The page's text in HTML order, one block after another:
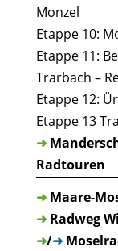
Monzel
Etappe 10:
Etappe 11:
Trarbach –
Etappe 12:
Etappe 13
➜
Radtouren
➜Maare-
➜Radweg
➜/➜